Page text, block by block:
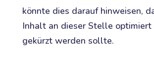
könnte dies darauf hinweisen,
Inhalt an dieser Stelle optimiert
gekürzt werden sollte.